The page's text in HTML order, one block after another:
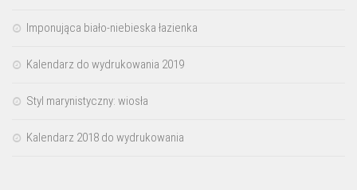
Imponująca biało-niebieska łazienka
Kalendarz do wydrukowania 2019
Styl marynistyczny: wiosła
Kalendarz 2018 do wydrukowania